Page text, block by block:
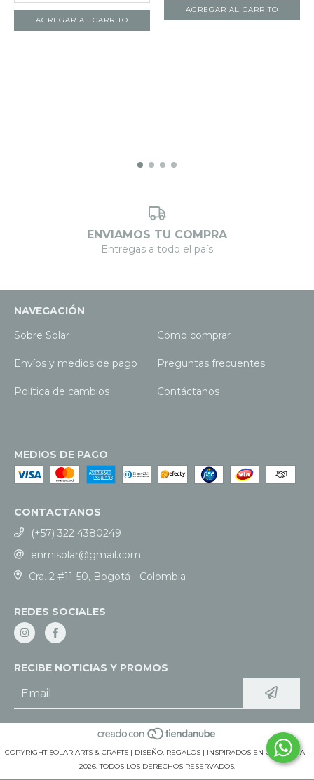
ENVIAMOS TU COMPRA
Entregas a todo el país
NAVEGACIÓN
Sobre Solar
Cómo comprar
Envíos y medios de pago Preguntas frecuentes
Política de cambios Contáctanos
MEDIOS DE PAGO
CONTACTANOS
(+57) 322 4380249
enmisolar@gmail.com
Cra. 2 #11-50, Bogotá - Colombia
REDES SOCIALES
RECIBE NOTICIAS Y PROMOS
COPYRIGHT SOLAR ARTS & CRAFTS | DISEÑO, REGALOS | INSPIRADOS EN COLOMBIA -
2026. TODOS LOS DERECHOS RESERVADOS.